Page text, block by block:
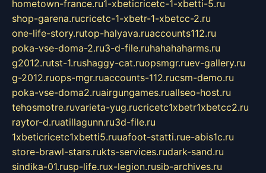
hometown-france.ru1-xbeticricetc-1-xbetti-5.ru
shop-garena.rucricetc-1-xbetr-1-xbetcc-2.ru
one-life-story.rutop-halyava.ruaccounts112.ru
poka-vse-doma-2.ru3-d-file.ruhahahaharms.ru
g2012.rutst-1.rushaggy-cat.ruopsmgr.ruev-gallery.ru
g-2012.ruops-mgr.ruaccounts-112.rucsm-demo.ru
poka-vse-doma2.ruairgungames.ruallseo-host.ru
tehosmotre.ruvarieta-yug.rucricetc1xbetr1xbetcc2.ru
raytor-d.ruatillagunn.ru3d-file.ru
1xbeticricetc1xbetti5.ruuafoot-statti.rue-abis1c.ru
store-brawl-stars.rukts-services.rudark-sand.ru
sindika-01.rusp-life.rux-legion.rusib-archives.ru